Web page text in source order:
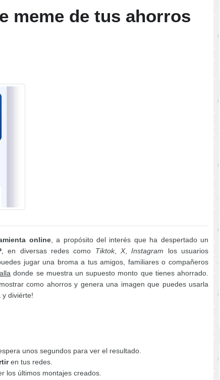
meme de tus ahorros
online, a propósito del interés que ha despertado un
, en diversas redes como Tiktok, X, Instagram los usuarios
jugar una broma a tus amigos, familiares o compañeros
donde se muestra un supuesto monto que tienes ahorrado.
como ahorros y genera una imagen que puedes usarla
y diviérte!
unos segundos para ver el resultado.
en tus redes.
los últimos montajes creados.